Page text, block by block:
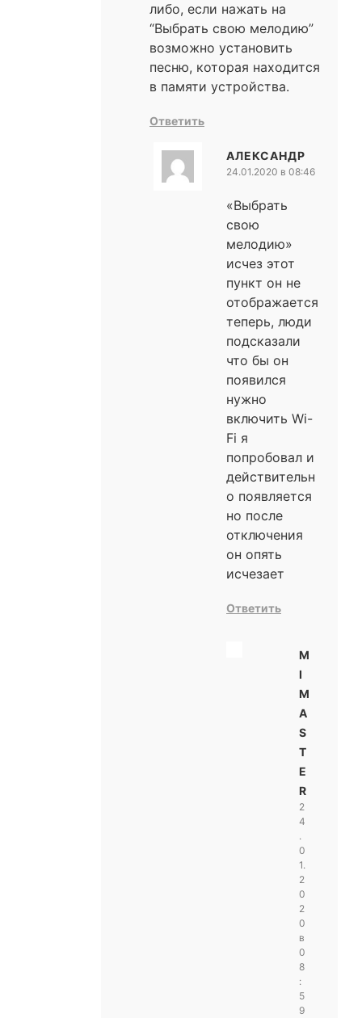
либо, если нажать на
“Выбрать свою мелодию”
возможно установить
песню, которая находится
в памяти устройства.
Ответить
АЛЕКСАНДР
24.01.2020 в 08:46
«Выбрать
свою
мелодию»
исчез этот
пункт он не
отображается
теперь, люди
подсказали
что бы он
появился
нужно
включить Wi-
Fi я
попробовал и
действительн
о появляется
но после
отключения
он опять
исчезает
Ответить
M
I
M
A
S
T
E
R
2
4
.
0
1.
2
0
2
0
в
0
8
:
5
9